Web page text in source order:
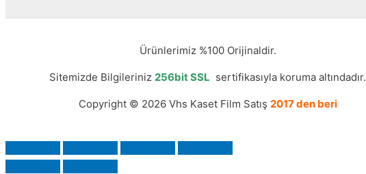
Ürünlerimiz %100 Orijinaldir.
Sitemizde Bilgileriniz 256bit SSL sertifikasıyla koruma altındadır.
Copyright © 2026 Vhs Kaset Film Satış 2017 den beri